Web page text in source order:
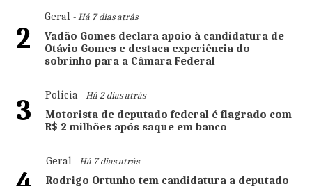
2
Geral- Há 7 dias atrás
Vadão Gomes declara apoio à candidatura de
Otávio Gomes e destaca experiência do
sobrinho para a Câmara Federal
3 Polícia- Há 2 dias atrás
Motorista de deputado federal é flagrado com
R$ 2 milhões após saque em banco
Geral- Há 7 dias atrás
Rodrigo Ortunho tem candidatura a deputado